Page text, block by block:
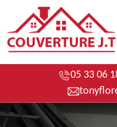
05 33 06